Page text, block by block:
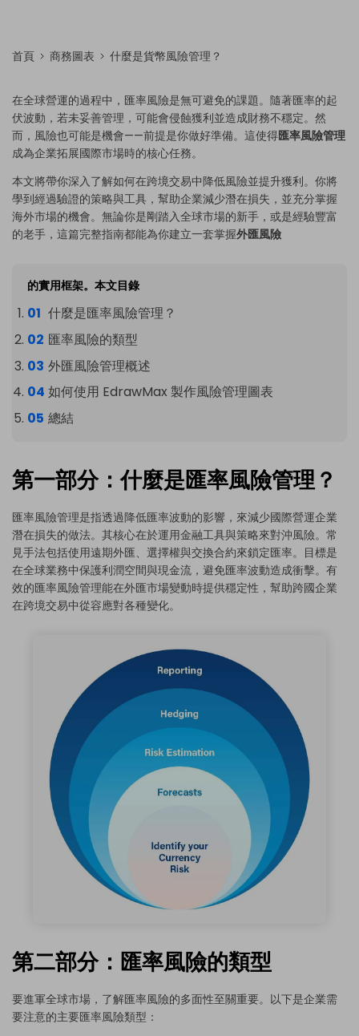
首頁 商務圖表 什麼是貨幣風險管理？
在全球營運的過程中，匯率風險是無可避免的課題。隨著匯率的起
伏波動，若未妥善管理，可能會侵蝕獲利並造成財務不穩定。然
而，風險也可能是機會——前提是你做好準備。這使得匯率風險管理
成為企業拓展國際市場時的核心任務。
本文將帶你深入了解如何在跨境交易中降低風險並提升獲利。你將
學到經過驗證的策略與工具，幫助企業減少潛在損失，並充分掌握
海外市場的機會。無論你是剛踏入全球市場的新手，或是經驗豐富
的老手，這篇完整指南都能為你建立一套掌握外匯風險
的實用框架。本文目錄
什麼是匯率風險管理？
匯率風險的類型
外匯風險管理概述
如何使用 EdrawMax 製作風險管理圖表
總結
第一部分：什麼是匯率風險管理？
匯率風險管理是指透過降低匯率波動的影響，來減少國際營運企業
潛在損失的做法。其核心在於運用金融工具與策略來對沖風險。常
見手法包括使用遠期外匯、選擇權與交換合約來鎖定匯率。目標是
在全球業務中保護利潤空間與現金流，避免匯率波動造成衝擊。有
效的匯率風險管理能在外匯市場變動時提供穩定性，幫助跨國企業
在跨境交易中從容應對各種變化。
第二部分：匯率風險的類型
要進軍全球市場，了解匯率風險的多面性至關重要。以下是企業需
要注意的主要匯率風險類型：